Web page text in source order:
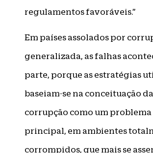
regulamentos favoráveis.”
Em países assolados por
generalizada, as falhas
parte, porque as estratégias
baseiam-se na conceituação da
corrupção como um problema
principal, em ambientes
corrompidos, que mais se